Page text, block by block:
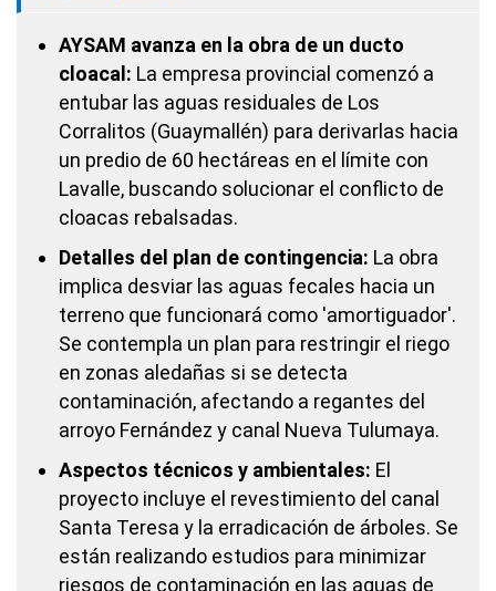
AYSAM avanza en la obra de un ducto
cloacal: La empresa provincial comenzó a
entubar las aguas residuales de Los
Corralitos (Guaymallén) para derivarlas hacia
un predio de 60 hectáreas en el límite con
Lavalle, buscando solucionar el conflicto de
cloacas rebalsadas.
Detalles del plan de contingencia: La obra
implica desviar las aguas fecales hacia un
terreno que funcionará como 'amortiguador'.
Se contempla un plan para restringir el riego
en zonas aledañas si se detecta
contaminación, afectando a regantes del
arroyo Fernández y canal Nueva Tulumaya.
Aspectos técnicos y ambientales: El
proyecto incluye el revestimiento del canal
Santa Teresa y la erradicación de árboles. Se
están realizando estudios para minimizar
riesgos de contaminación en las aguas de